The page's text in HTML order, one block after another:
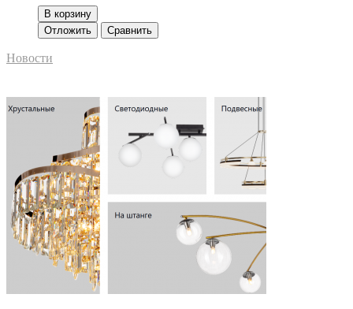
В корзину
Отложить
Сравнить
Новости